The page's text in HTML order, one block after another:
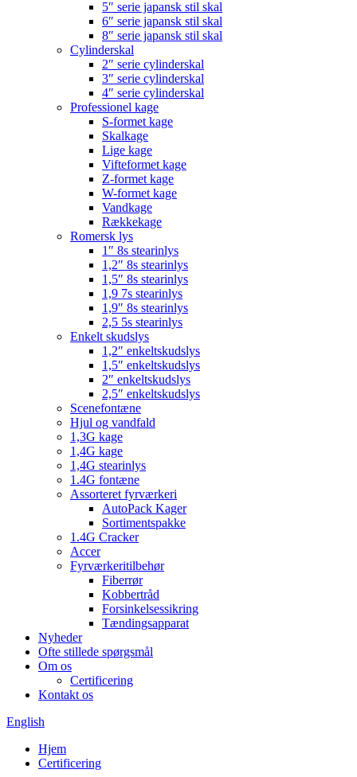
5″ serie japansk stil skal
6″ serie japansk stil skal
8″ serie japansk stil skal
Cylinderskal
2″ serie cylinderskal
3″ serie cylinderskal
4″ serie cylinderskal
Professionel kage
S-formet kage
Skalkage
Lige kage
Vifteformet kage
Z-formet kage
W-formet kage
Vandkage
Rækkekage
Romersk lys
1″ 8s stearinlys
1,2″ 8s stearinlys
1,5″ 8s stearinlys
1,9 7s stearinlys
1,9″ 8s stearinlys
2,5 5s stearinlys
Enkelt skudslys
1,2″ enkeltskudslys
1,5″ enkeltskudslys
2″ enkeltskudslys
2,5″ enkeltskudslys
Scenefontæne
Hjul og vandfald
1,3G kage
1,4G kage
1,4G stearinlys
1.4G fontæne
Assorteret fyrværkeri
AutoPack Kager
Sortimentspakke
1.4G Cracker
Accer
Fyrværkeritilbehør
Fiberrør
Kobbertråd
Forsinkelsessikring
Tændingsapparat
Nyheder
Ofte stillede spørgsmål
Om os
Certificering
Kontakt os
English
Hjem
Certificering